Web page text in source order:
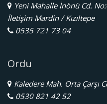
Yeni Mahalle İnönü Cd.
İletişim Mardin / Kızıltepe
0535 721 73 04
Ordu
Kaledere Mah. Orta Çarşı
0530 821 42 52